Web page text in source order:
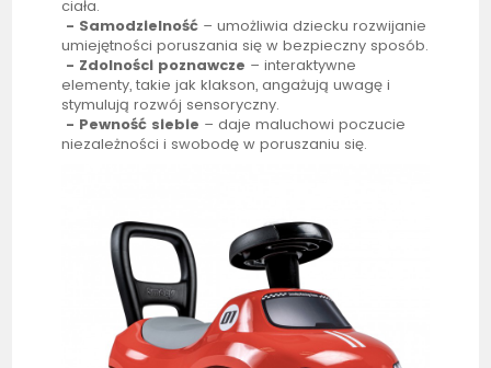
ciała.
- Samodzielność – umożliwia dziecku rozwijanie
umiejętności poruszania się w bezpieczny sposób.
- Zdolności poznawcze – interaktywne
elementy, takie jak klakson, angażują uwagę i
stymulują rozwój sensoryczny.
- Pewność siebie – daje maluchowi poczucie
niezależności i swobodę w poruszaniu się.